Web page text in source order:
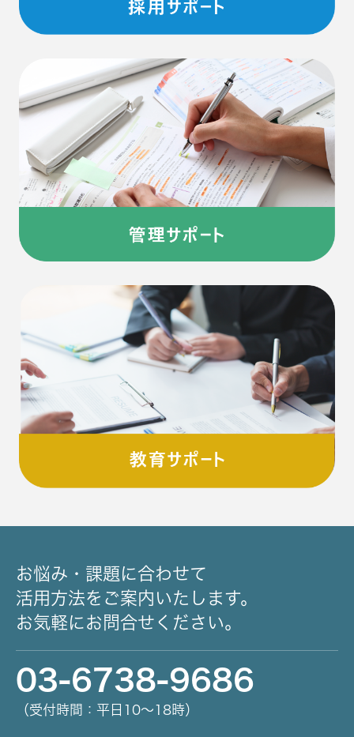
お悩み・課題に合わせて
活用方法をご案内いたします。
お気軽にお問合せください。
03-6738-9686
（受付時間：平日10～18時）